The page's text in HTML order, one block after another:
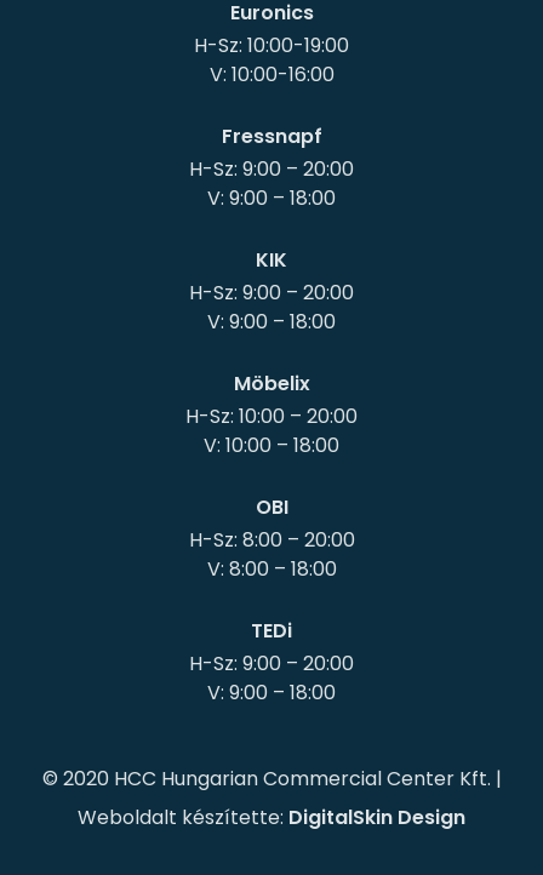
Euronics
H-Sz: 10:00-19:00
V: 10:00-16:00
Fressnapf
H-Sz: 9:00 – 20:00
KIK
H-Sz: 9:00 – 20:00
Möbelix
H-Sz: 10:00 – 20:00
OBI
H-Sz: 8:00 – 20:00
V: 8:00 – 18:00
TEDi
H-Sz: 9:00 – 20:00
© 2020 HCC Hungarian Commercial Center Kft. |
Weboldalt készítette: DigitalSkin Design